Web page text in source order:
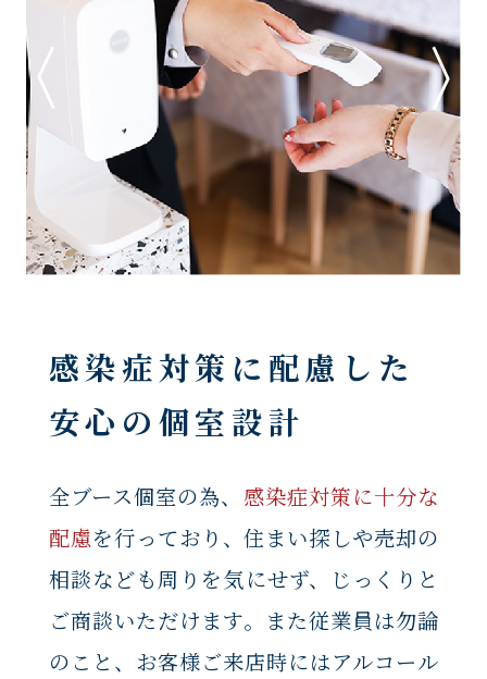
感染症対策に配慮した
安心の個室設計
全ブース個室の為、 感染症対策に十分な
配慮を行っており、住まい探しや売却の
相談なども周りを気にせず、じっくりと
ご商談いただけます。また従業員は勿論
のこと、お客様ご来店時にはアルコール